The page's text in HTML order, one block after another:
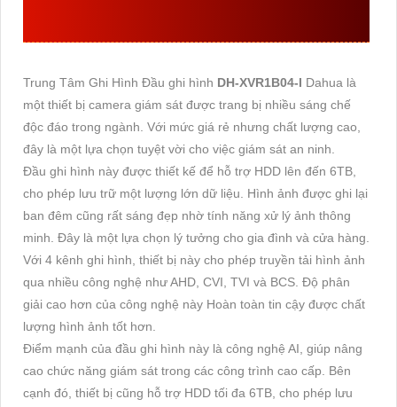
Trung Tâm Ghi Hình Đầu ghi hình DH-XVR1B04-I Dahua là
một thiết bị camera giám sát được trang bị nhiều sáng chế
độc đáo trong ngành. Với mức giá rẻ nhưng chất lượng cao,
đây là một lựa chọn tuyệt vời cho việc giám sát an ninh.
Đầu ghi hình này được thiết kế để hỗ trợ HDD lên đến 6TB,
cho phép lưu trữ một lượng lớn dữ liệu. Hình ảnh được ghi lại
ban đêm cũng rất sáng đẹp nhờ tính năng xử lý ảnh thông
minh. Đây là một lựa chọn lý tưởng cho gia đình và cửa hàng.
Với 4 kênh ghi hình, thiết bị này cho phép truyền tải hình ảnh
qua nhiều công nghệ như AHD, CVI, TVI và BCS. Độ phân
giải cao hơn của công nghệ này Hoàn toàn tin cậy được chất
lượng hình ảnh tốt hơn.
Điểm mạnh của đầu ghi hình này là công nghệ AI, giúp nâng
cao chức năng giám sát trong các công trình cao cấp. Bên
cạnh đó, thiết bị cũng hỗ trợ HDD tối đa 6TB, cho phép lưu